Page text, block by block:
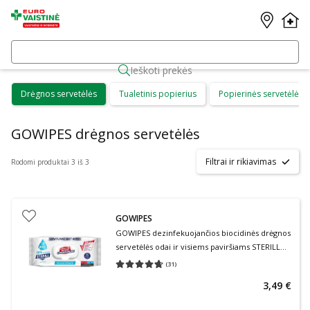
Ieškoti prekės
Drėgnos servetėlės Tualetinis popierius Popierinės servetėlės
GOWIPES drėgnos servetėlės
Rodomi produktai 3 iš 3 Filtrai ir rikiavimas
GOWIPES
GOWIPES dezinfekuojančios biocidinės drėgnos
servetėlės odai ir visiems paviršiams STERILL
BIO, 1 vnt., 50 vnt.
(31)
Vidutinis įvertinimas 4.65
3,49 €